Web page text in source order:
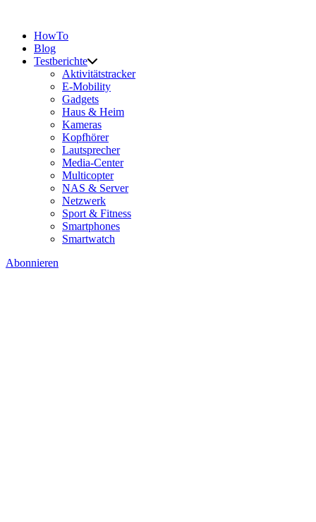
HowTo
Blog
Testberichte
Aktivitätstracker
E-Mobility
Gadgets
Haus & Heim
Kameras
Kopfhörer
Lautsprecher
Media-Center
Multicopter
NAS & Server
Netzwerk
Sport & Fitness
Smartphones
Smartwatch
Abonnieren